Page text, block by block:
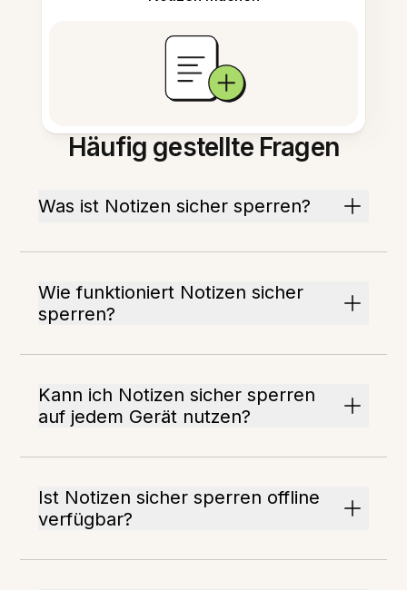
Häufig gestellte Fragen
Was ist Notizen sicher sperren?
Wie funktioniert Notizen sicher
sperren?
Kann ich Notizen sicher sperren
auf jedem Gerät nutzen?
Ist Notizen sicher sperren offline
verfügbar?